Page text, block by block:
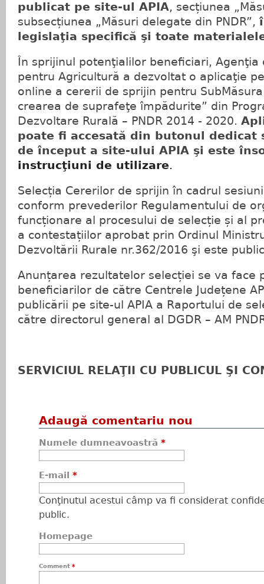
publicat pe site-ul APIA, secțiunea
subsecțiunea „Măsuri delegate din PNDR”,
legislaţia specifică şi toate
În sprijinul potenţialilor beneficiari,
pentru Agricultură a dezvoltat o aplicaţie
online a cererii de sprijin pentru
crearea de suprafeţe împădurite” din
Dezvoltare Rurală – PNDR 2014 - 2020.
poate fi accesată din butonul dedicat
de început a site-ului APIA şi este
instrucţiuni de utilizare.
Selecția Cererilor de sprijin în cadrul
conform prevederilor Regulamentului de
funcționare al procesului de selecție și al
a contestațiilor aprobat prin Ordinul
Dezvoltării Rurale nr.362/2016 şi este
Anunțarea rezultatelor selecției se va face
beneficiarilor de către Centrele Județene
publicării pe site-ul APIA a Raportului de
către directorul general al DGDR – AM
SERVICIUL RELAŢII CU PUBLICUL ŞI
Adaugă comentariu nou
Numele dumneavoastră *
E-mail *
Conţinutul acestui câmp va fi considerat
public.
Homepage
Comment *